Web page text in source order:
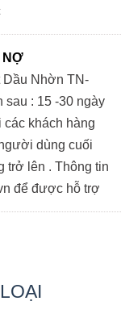
NỢ
Nhờn TN-
sau : 15 -30 ngày
khách hàng
dùng cuối
trở lên . Thông tin
để được hỗ trợ